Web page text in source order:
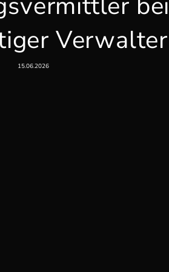
Verwalter
15.06.2026